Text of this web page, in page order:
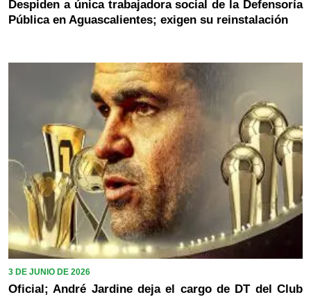
Despiden a única trabajadora social de la Defensoría
Pública en Aguascalientes; exigen su reinstalación
3 DE JUNIO DE 2026
Oficial; André Jardine deja el cargo de DT del Club